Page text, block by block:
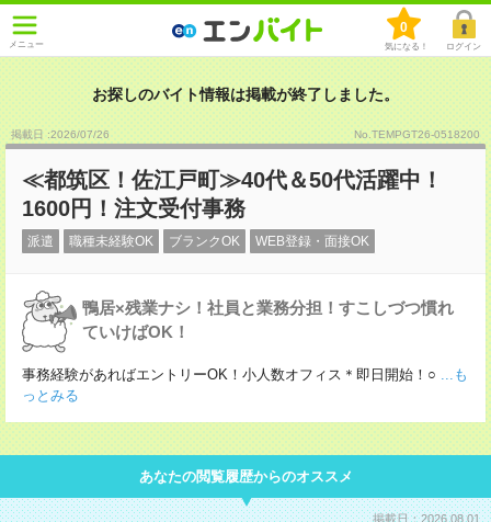
メニュー
0
気になる！ ログイン
お探しのバイト情報は掲載が終了しました。
掲載日 :2026/07/26 No.TEMPGT26-0518200
≪都筑区！佐江戸町≫40代＆50代活躍中！
1600円！注文受付事務
派遣 職種未経験OK ブランクOK WEB登録・面接OK
鴨居×残業ナシ！社員と業務分担！すこしづつ慣れ
ていけばOK！
事務経験があればエントリーOK！小人数オフィス＊即日開始！○ ...も
っとみる
あなたの閲覧履歴からのオススメ
掲載日：2026.08.01